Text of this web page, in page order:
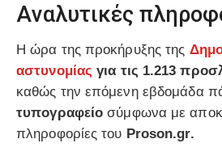
Aναλυτικές
Η ώρα της προκήρυξης της
αστυνομίας για τις 1.213
καθώς την επόμενη εβδομάδα
τυπογραφείοσύμφωνα με
πληροφορίες του Proson.gr.